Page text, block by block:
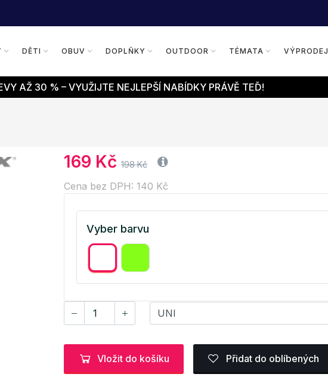
DĚTI OBUV DOPLŇKY OUTDOOR TÉMATA VÝPRODEJ
AŽ 30 % – VYUŽIJTE NEJLEPŠÍ NABÍDKY PRÁVĚ TEĎ!
169 Kč 198 Kč
Cena bez DPH: 140 Kč
Vyber barvu
Vložit do košíku Přidat do oblíbených